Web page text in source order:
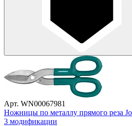
Арт. WN00067981
Ножницы по металлу прямого реза
3 модификации